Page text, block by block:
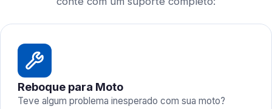
Reboque para Moto
Teve algum problema inesperado com sua moto?